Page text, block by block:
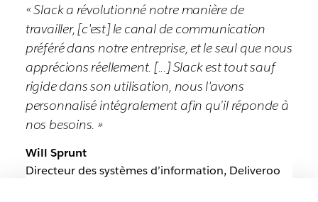
« Slack a révolutionné notre manière de
travailler, [c'est] le canal de communication
préféré dans notre entreprise, et le seul que nous
apprécions réellement. [...] Slack est tout sauf
rigide dans son utilisation, nous l'avons
personnalisé intégralement afin qu’il réponde à
nos besoins. »
Will Sprunt
Directeur des systèmes d’information, Deliveroo